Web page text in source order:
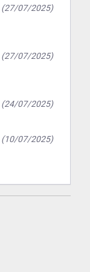
(27/07/2025)
(27/07/2025)
(24/07/2025)
(10/07/2025)